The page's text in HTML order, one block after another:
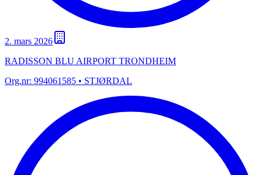
2. mars 2026
RADISSON BLU AIRPORT TRONDHEIM
Org.nr: 994061585 • STJØRDAL